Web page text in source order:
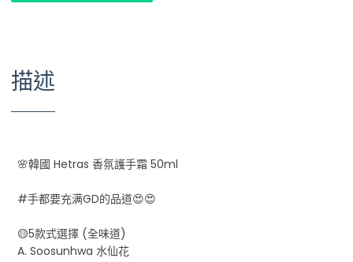
描述
🌸韓國 Hetras 香氛護手霜 50ml
#手都要充满GD的品道😍😍
🟡5款式選擇 (全味道)
A. Soosunhwa 水仙花